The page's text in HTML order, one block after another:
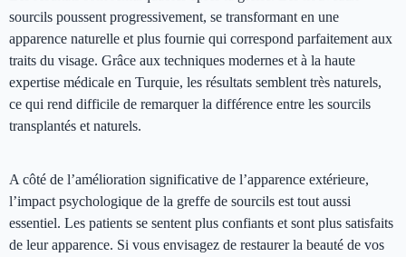
sourcils poussent progressivement, se transformant en une
apparence naturelle et plus fournie qui correspond parfaitement aux
traits du visage. Grâce aux techniques modernes et à la haute
expertise médicale en Turquie, les résultats semblent très naturels,
ce qui rend difficile de remarquer la différence entre les sourcils
transplantés et naturels.
A côté de l’amélioration significative de l’apparence extérieure,
l’impact psychologique de la greffe de sourcils est tout aussi
essentiel. Les patients se sentent plus confiants et sont plus satisfaits
de leur apparence. Si vous envisagez de restaurer la beauté de vos